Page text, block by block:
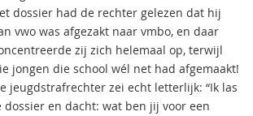
dossier had de rechter gelezen dat hij
vwo was afgezakt naar vmbo, en daar
zij zich helemaal op, terwijl
jongen die school wél net had afgemaakt!
jeugdstrafrechter zei echt letterlijk: “Ik las
dossier en dacht: wat ben jij voor een